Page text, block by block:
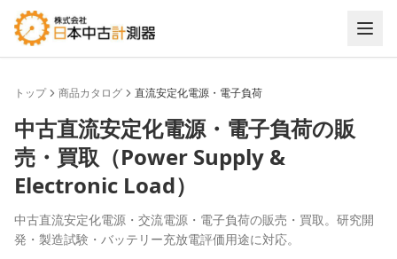
トップ 商品カタログ 直流安定化電源・電子負荷
中古直流安定化電源・電子負荷の販
売・買取（Power Supply &
Electronic Load）
中古直流安定化電源・交流電源・電子負荷の販売・買取。研究開
発・製造試験・バッテリー充放電評価用途に対応。